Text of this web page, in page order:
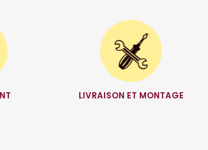
LIVRAISON ET MONTAGE